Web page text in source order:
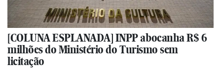
[COLUNA ESPLANADA] INPP abocanha R$ 6
milhões do Ministério do Turismo sem
licitação